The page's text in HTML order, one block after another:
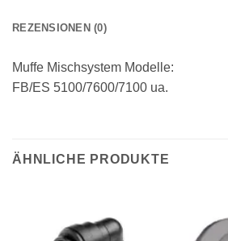
REZENSIONEN (0)
Muffe Mischsystem Modelle:
FB/ES 5100/7600/7100 ua.
ÄHNLICHE PRODUKTE